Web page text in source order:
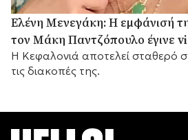
Ελένη Μενεγάκη: Η εμφάνισή
τον Μάκη Παντζόπουλο έγινε
Η Κεφαλονιά αποτελεί σταθερό
τις διακοπές της.